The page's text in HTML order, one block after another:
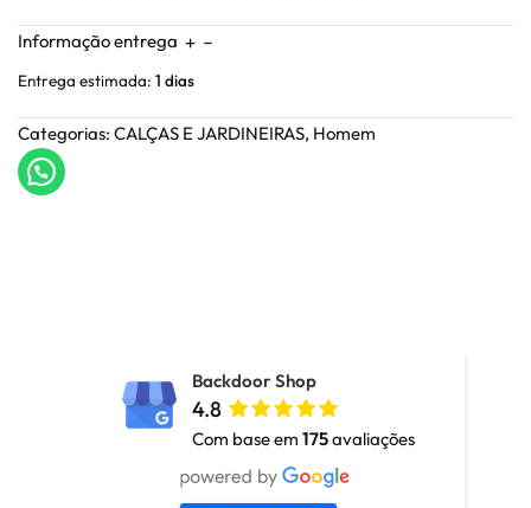
Informação entrega
Entrega estimada: 1 dias
Categorias: CALÇAS E JARDINEIRAS, Homem
Backdoor Shop
4.8
Com base em 175avaliações